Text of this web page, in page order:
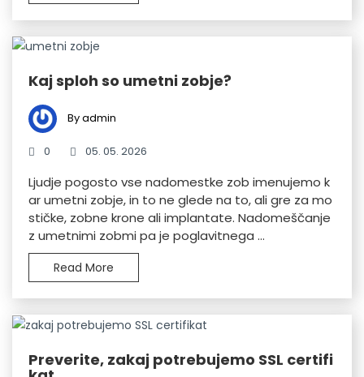
Kaj sploh so umetni zobje?
By admin
0 05. 05. 2026
Ljudje pogosto vse nadomestke zob imenujemo k
ar umetni zobje, in to ne glede na to, ali gre za mo
stičke, zobne krone ali implantate. Nadomeščanje
z umetnimi zobmi pa je poglavitnega ...
Read More
Preverite, zakaj potrebujemo SSL certifi